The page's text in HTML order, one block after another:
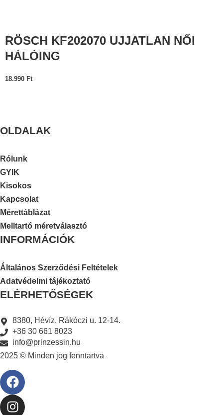
RÖSCH KF202070 UJJATLAN NŐI
HÁLÓING
18.990 Ft
OLDALAK
Rólunk
GYIK
Kisokos
Kapcsolat
Mérettáblázat
Melltartó méretválasztó
INFORMÁCIÓK
Általános Szerződési Feltételek
Adatvédelmi tájékoztató
ELÉRHETŐSÉGEK
8380, Hévíz, Rákóczi u. 12-14.
+36 30 661 8023
info@prinzessin.hu
2025 © Minden jog fenntartva